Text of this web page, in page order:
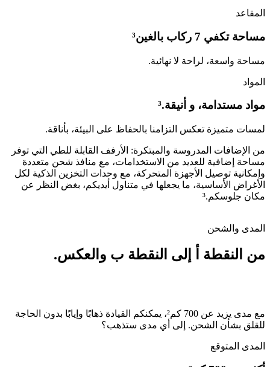
المقاعد
مساحة تكفي 7 ركاب بالغين³
مساحة واسعة، لراحة لا نهائية.
المواد
مواد مستدامة، و أنيقة.³
لمسات متميزة تعكس التزامنا بالحفاظ على البيئة، بأناقة.
من الإضافات المدروسة والمبتكرة: الأرفف القابلة للطي التي توفر
مساحة إضافية للعديد من الاستخدامات، مع منافذ شحن متعددة
وإمكانية توصيل الأجهزة المتحركة، مع وحدات التخزين الذكية لكل
الأغراض الأساسية، ما يجعلها في متناول أيديكم، بغض النظر عن
مكان جلوسكم.³
المدى والشحن
من النقطة أ إلى النقطة ب والعكس.
مع مدى يزيد عن 700 كم²، يمكنكم القيادة ذهابًا وإيابًا بدون الحاجة
للقلق بشأن الشحن. إلى أي مدى ستذهب؟
المدى المتوقع